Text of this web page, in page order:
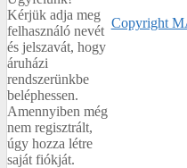
Copyright
Kérjük adja meg
felhasználó nevét
és jelszavát, hogy
áruházi
rendszerünkbe
beléphessen.
Amennyiben még
nem regisztrált,
úgy hozza létre
saját fiókját.